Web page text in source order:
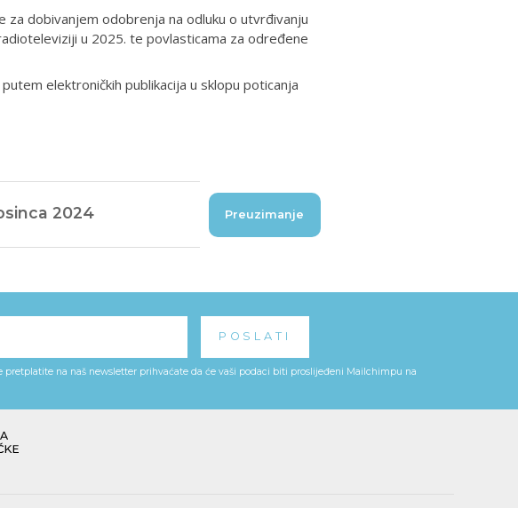
dobivanjem odobrenja na odluku o utvrđivanju
u 2025. te povlasticama za određene
elektroničkih publikacija u sklopu poticanja
2024 Preuzimanje
na naš newsletter prihvaćate da će vaši podaci biti proslijeđeni Mailchimpu na